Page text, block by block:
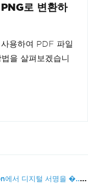
로 변환하
용하여 PDF 파일
을 살펴보겠습니
Python에서 디지털 서명을 �...